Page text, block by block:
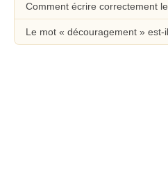
Comment écrire correctement
Le mot « découragement »